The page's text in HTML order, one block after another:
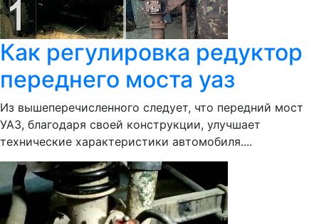
Как регулировка редуктор
переднего моста уаз
Из вышеперечисленного следует, что передний мост
УАЗ, благодаря своей конструкции, улучшает
технические характеристики автомобиля....